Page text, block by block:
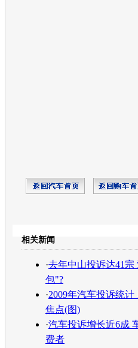
相关新闻
·去年中山投诉达41宗
包"?
·2009年汽车投诉统计
焦点(图)
·汽车投诉增长近6成
费者